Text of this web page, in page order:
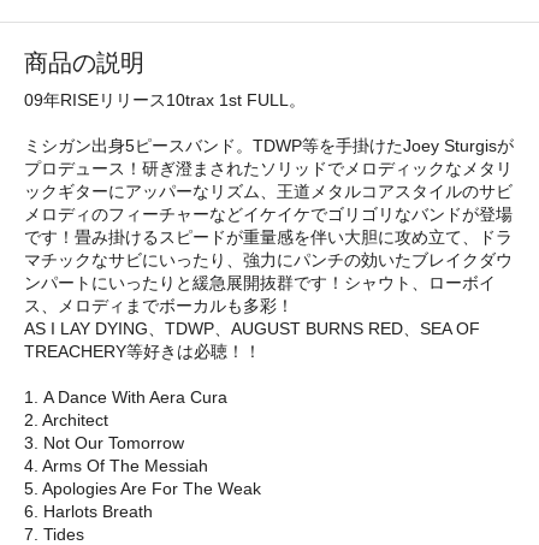
商品の説明
09年RISEリリース10trax 1st FULL。
ミシガン出身5ピースバンド。TDWP等を手掛けたJoey Sturgisが
プロデュース！研ぎ澄まされたソリッドでメロディックなメタリ
ックギターにアッパーなリズム、王道メタルコアスタイルのサビ
メロディのフィーチャーなどイケイケでゴリゴリなバンドが登場
です！畳み掛けるスピードが重量感を伴い大胆に攻め立て、ドラ
マチックなサビにいったり、強力にパンチの効いたブレイクダウ
ンパートにいったりと緩急展開抜群です！シャウト、ローボイ
ス、メロディまでボーカルも多彩！
AS I LAY DYING、TDWP、AUGUST BURNS RED、SEA OF
TREACHERY等好きは必聴！！
1. A Dance With Aera Cura
2. Architect
3. Not Our Tomorrow
4. Arms Of The Messiah
5. Apologies Are For The Weak
6. Harlots Breath
7. Tides